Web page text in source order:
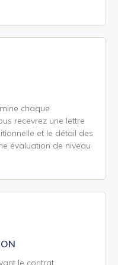
chaque
recevrez une lettre
et le détail des
évaluation de niveau
le contrat